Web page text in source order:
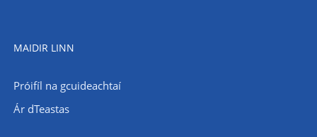
MAIDIR LINN
Próifíl na gcuideachtaí
Ár dTeastas